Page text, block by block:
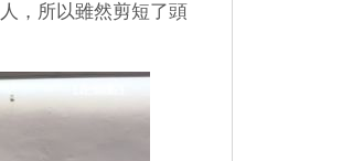
，所以雖然剪短了頭